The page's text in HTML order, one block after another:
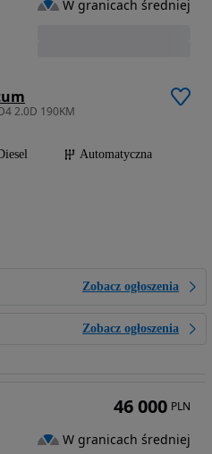
2.0D 190KM
Automatyczna
Zobacz ogłoszenia
Zobacz ogłoszenia
W granicach średniej
46 000 PLN
W granicach średniej